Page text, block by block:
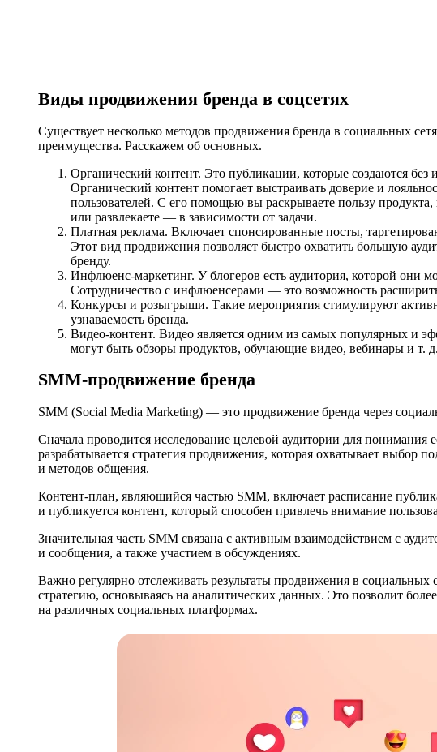
Виды продвижения бренда в соцсетях
Существует несколько методов продвижения бренда в социальных
преимущества. Расскажем об основных.
Органический контент. Это публикации, которые создаются без
Органический контент помогает выстраивать доверие и
пользователей. С его помощью вы раскрываете пользу продукта,
или развлекаете — в зависимости от задачи.
Платная реклама. Включает спонсированные посты,
Этот вид продвижения позволяет быстро охватить большую
бренду.
Инфлюенс-маркетинг. У блогеров есть аудитория, которой они
Сотрудничество с инфлюенсерами — это возможность
Конкурсы и розыгрыши. Такие мероприятия стимулируют
узнаваемость бренда.
Видео-контент. Видео является одним из самых популярных и
могут быть обзоры продуктов, обучающие видео, вебинары и т. д.
SMM-продвижение бренда
SMM (Social Media Marketing) — это продвижение бренда через
Сначала проводится исследование целевой аудитории для понимания
разрабатывается стратегия продвижения, которая охватывает выбор
и методов общения.
Контент-план, являющийся частью SMM, включает расписание
и публикуется контент, который способен привлечь внимание
Значительная часть SMM связана с активным взаимодействием с
и сообщения, а также участием в обсуждениях.
Важно регулярно отслеживать результаты продвижения в социальных
стратегию, основываясь на аналитических данных. Это позволит
на различных социальных платформах.